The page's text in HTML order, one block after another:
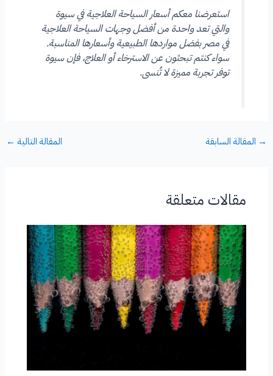
استعرضنا معكم أسعار السياحة العلاجية في سيوة
والتي تعد واحدة من أفضل وجهات السياحة العلاجية
في مصر بفضل مواردها الطبيعية وأسعارها المناسبة.
سواء كنتم تبحثون عن الاسترخاء أو العلاج، فإن سيوة
توفر تجربة مميزة لا تُنسى.
→ المقالة السابقة المقالة التالية ←
مقالات متعلقة